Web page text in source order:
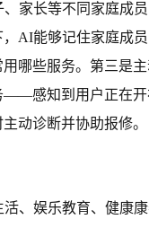
家长等不同家庭成
，AI能够记住家庭成
哪些服务。第三是
感知到用户正在开
动诊断并协助报修。
、娱乐教育、健康